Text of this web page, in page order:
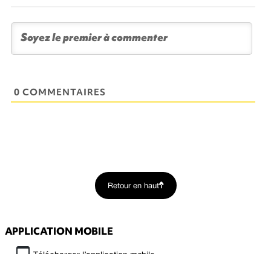
0 COMMENTAIRES
Retour en haut
APPLICATION MOBILE